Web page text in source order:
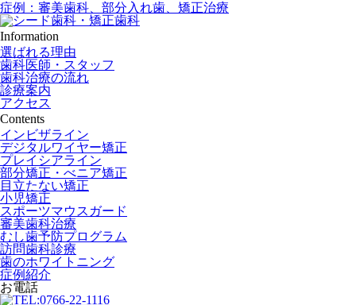
症例：審美歯科、部分入れ歯、矯正治療
Information
選ばれる理由
歯科医師・スタッフ
歯科治療の流れ
診療案内
アクセス
Contents
インビザライン
デジタルワイヤー矯正
プレイシアライン
部分矯正・べニア矯正
目立たない矯正
小児矯正
スポーツマウスガード
審美歯科治療
むし歯予防プログラム
訪問歯科診療
歯のホワイトニング
症例紹介
お電話